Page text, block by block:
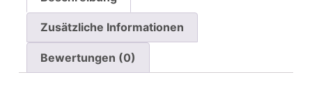
Zusätzliche Informationen
Bewertungen (0)